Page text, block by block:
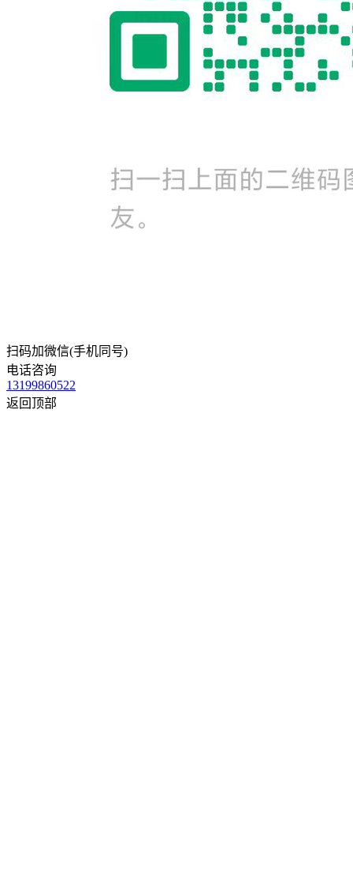
扫码加微信(手机同号)
电话咨询
13199860522
返回顶部